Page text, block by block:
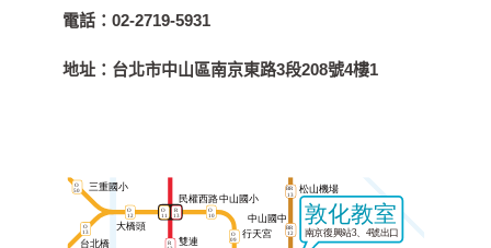
電話：02-2719-5931
地址： 台北市中山區南京東路3段208號4樓1